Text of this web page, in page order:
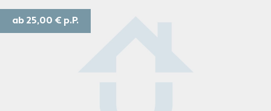
ab 25,00 € p.P.